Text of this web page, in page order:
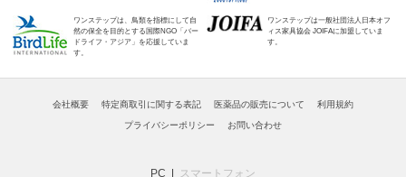
ワンステップは、鳥類を指標にして自
然の保全を目的とする国際NGO「バー
ドライフ・アジア」を応援していま
す。
ワンステップは一般社団法人日本オフ
ィス家具協会 JOIFAに加盟していま
す。
会社概要 特定商取引に関する表記 医薬品の販売について 利用規約
プライバシーポリシー お問い合わせ
PC スマートフォン